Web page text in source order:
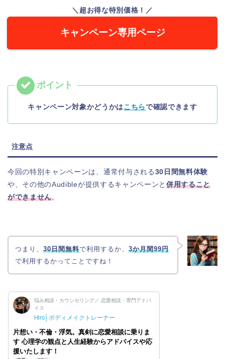
＼超お得な特別価格！ ／
キャンペーン専用ページ
キャンペーン対象かどうかはこちらで確認できます
注意点
今回の特別キャンペーンは、通常付与される30日間無料体験
や、その他のAudibleが提供するキャンペーンと 併用すること
ができません。
つまり、 30日間無料で利用するか、 3か月間99円
で利用するかってことですね！